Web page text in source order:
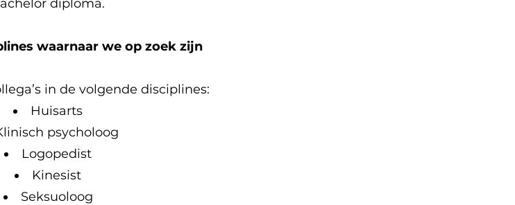
diploma.
waarnaar we op zoek zijn
in de volgende disciplines:
Huisarts
psycholoog
Logopedist
Kinesist
Seksuoloog